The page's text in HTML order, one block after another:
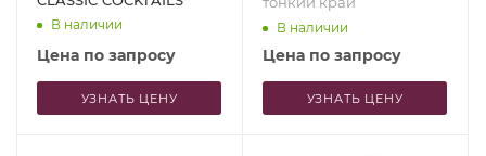
В наличии
Цена по запросу
УЗНАТЬ ЦЕНУ
В наличии
Цена по запросу
УЗНАТЬ ЦЕНУ